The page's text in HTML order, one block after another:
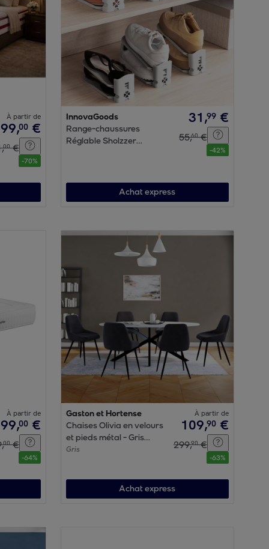
À partir de
,00 €
,00 €
-70%
InnovaGoods
Range-chaussures
Réglable Sholzzer
31,99 €
55,60 €
-42%
Achat express
À partir de
,00 €
,00 €
-64%
Gaston et Hortense
Chaises Olivia en velours
et pieds métal - Gris
anthracite
Gris
À partir de
109,90 €
299,90 €
-63%
Achat express